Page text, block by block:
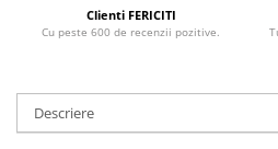
Clienti FERICITI
Cu peste 600 de recenzii pozitive.
Descriere